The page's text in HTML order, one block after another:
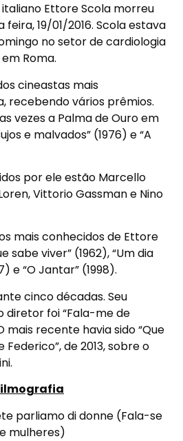
Ettore Scola morreu
19/01/2016. Scola estava
no setor de cardiologia
Roma.
cineastas mais
recebendo vários prêmios.
vezes a Palma de Ouro em
e malvados” (1976) e “A
por ele estão Marcello
Vittorio Gassman e Nino
mais conhecidos de Ettore
sabe viver” (1962), “Um dia
e “O Jantar” (1998).
cinco décadas. Seu
diretor foi “Fala-me de
mais recente havia sido “Que
de 2013, sobre o
parliamo di donne (Fala-se
mulheres)